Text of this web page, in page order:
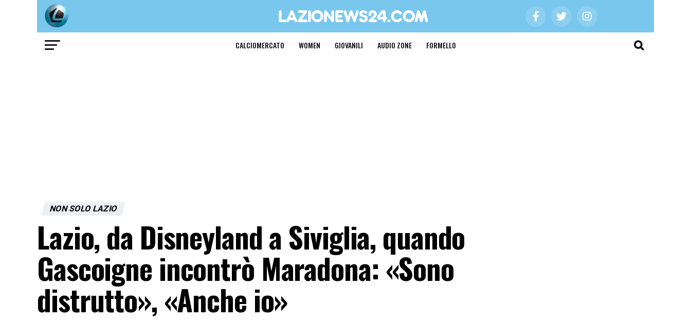
CALCIOMERCATO WOMEN GIOVANILI AUDIO ZONE FORMELLO
NON SOLO LAZIO
Lazio, da Disneyland a Siviglia, quando
Gascoigne incontrò Maradona: «Sono
distrutto», «Anche io»